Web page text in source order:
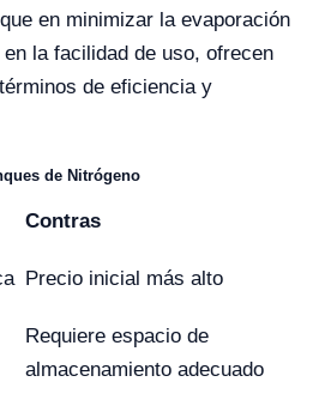
en minimizar la evaporación
la facilidad de uso, ofrecen
de eficiencia y
de Nitrógeno
Contras
Precio inicial más alto
Requiere espacio de
almacenamiento adecuado